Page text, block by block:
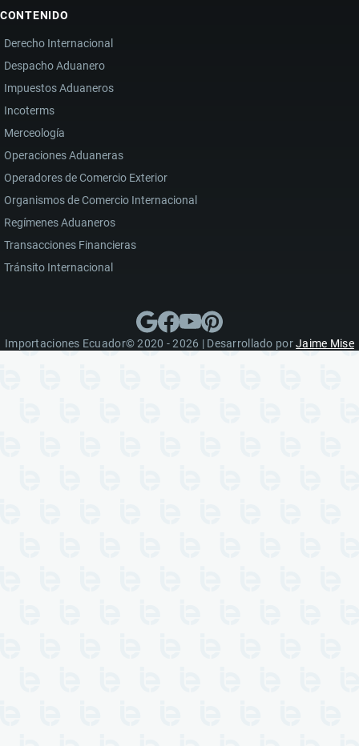
CONTENIDO
Derecho Internacional
Despacho Aduanero
Impuestos Aduaneros
Incoterms
Merceología
Operaciones Aduaneras
Operadores de Comercio Exterior
Organismos de Comercio Internacional
Regímenes Aduaneros
Transacciones Financieras
Tránsito Internacional
Importaciones Ecuador© 2020 - 2026 | Desarrollado porJaime Mise